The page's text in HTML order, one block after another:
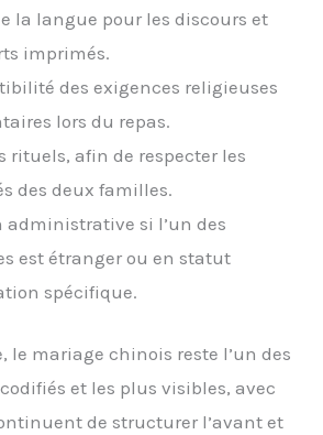
la langue pour les discours et
imprimés.
des exigences religieuses
lors du repas.
rituels, afin de respecter les
des deux familles.
administrative si l’un des
est étranger ou en statut
spécifique.
le mariage chinois reste l’un des
et les plus visibles, avec
de structurer l’avant et